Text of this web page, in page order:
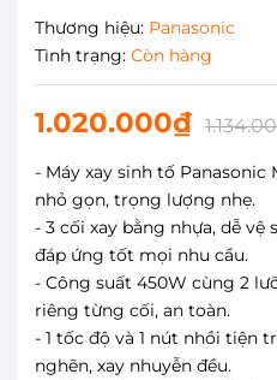
Thương hiệu: Panasonic
Tình trạng: Còn hàng
1.020.000₫
- Máy xay sinh tố Panasonic
nhỏ gọn, trọng lượng nhẹ.
- 3 cối xay bằng nhựa, dễ vệ
đáp ứng tốt mọi nhu cầu.
- Công suất 450W cùng 2
riêng từng cối, an toàn.
- 1 tốc độ và 1 nút nhồi tiện
nghẽn, xay nhuyễn đều.